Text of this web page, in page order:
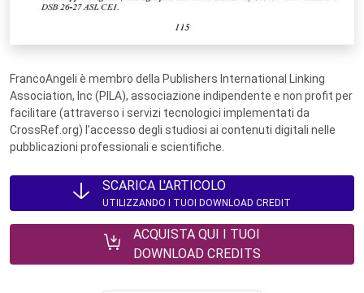
FrancoAngeli è membro della Publishers International Linking
Association, Inc (PILA), associazione indipendente e non profit per
facilitare (attraverso i servizi tecnologici implementati da
CrossRef.org) l’accesso degli studiosi ai contenuti digitali nelle
pubblicazioni professionali e scientifiche.
SCARICA L'ARTICOLO
UTILIZZANDO I TUOI DOWNLOAD CREDIT
ACQUISTA QUI I TUOI
DOWNLOAD CREDITS